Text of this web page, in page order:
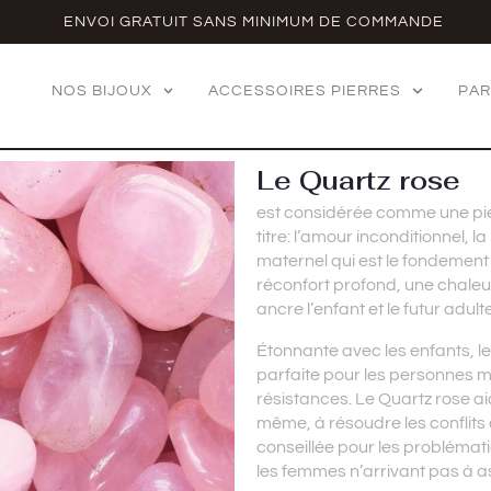
ENVOI GRATUIT SANS MINIMUM DE COMMANDE
NOS BIJOUX ACCESSOIRES PIERRES
Le Quartz rose
est considérée comme une
titre: l’amour inconditionnel,
maternel qui est le
réconfort profond, une
ancre l’enfant et le futur
Étonnante avec les enfants,
parfaite pour les personnes
résistances. Le Quartz rose
même, à résoudre les
conseillée pour les
les femmes n’arrivant pas à